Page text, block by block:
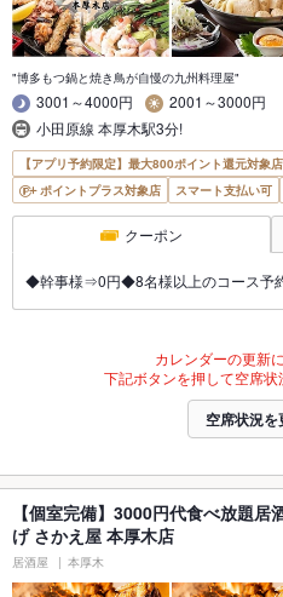
"博多もつ鍋と焼き鳥が自慢の九州料理屋"
3001～4000円
2001～3000円
小田原線 本厚木駅3分!
【アプリ予約限定】最大800ポイント還元対象店
ポイントプラス対象店
スマート支払い可
クーポン
◆幹事様⇒0円◆8名様以上のコース予
カレンダーの更新
下記ボタンを押して空席状
空席状況を
【個室完備】3000円代食べ放題居
げ さかえ屋 本厚木店
居酒屋 本厚木